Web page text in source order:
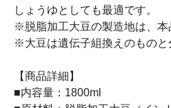
しょうゆとしても最適です。
※脱脂加工大豆の製造地は、
※大豆は遺伝子組換えのものと
【商品詳細】
■内容量：1800ml